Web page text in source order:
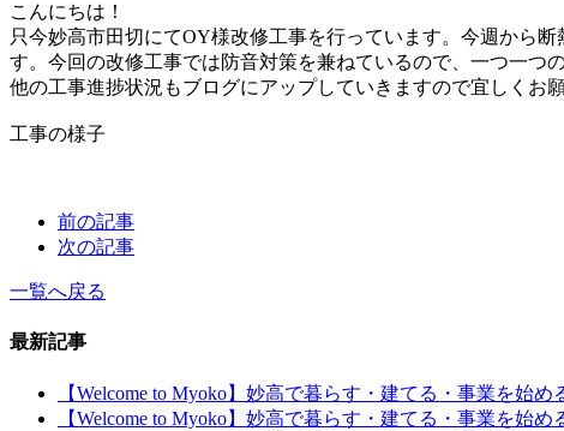
こんにちは！
只今妙高市田切にてOY様改修工事を行っています。今週から
す。今回の改修工事では防音対策を兼ねているので、一つ一つ
他の工事進捗状況もブログにアップしていきますので宜しくお
工事の様子
前の記事
次の記事
一覧へ戻る
最新記事
【Welcome to Myoko】妙高で暮らす・建てる・事業を始
【Welcome to Myoko】妙高で暮らす・建てる・事業を始